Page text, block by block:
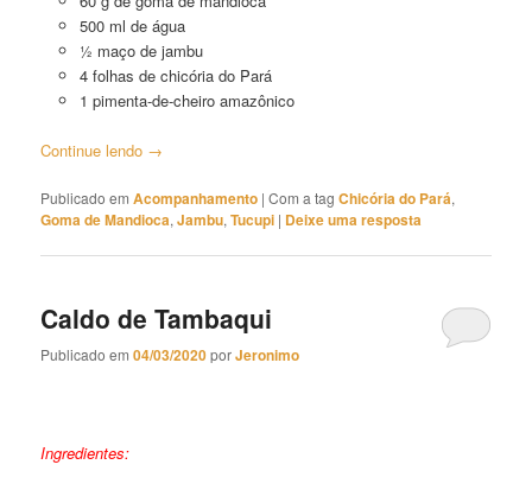
500 ml de água
½ maço de jambu
4 folhas de chicória do Pará
1 pimenta-de-cheiro amazônico
Continue lendo →
Publicado em Acompanhamento |Com a tagChicória do Pará,
Goma de Mandioca,Jambu,Tucupi | Deixe uma resposta
Caldo de Tambaqui
Publicado em04/03/2020porJeronimo
Ingredientes: